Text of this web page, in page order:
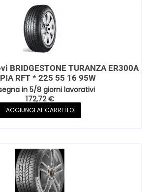
BRIDGESTONE TURANZA ER300A
RFT * 225 55 16 95W
in 5/8 giorni lavorativi
172,72€
AGGIUNGI AL CARRELLO